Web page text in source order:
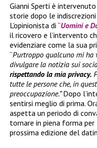
Gianni Sperti è
storie dopo le
L’opinionista di “Uomini e
il ricovero e l’intervento
evidenziare come la sua
“Purtroppo qualcuno mi ha
divulgare la notizia sui
rispettando la mia privacy.
tutte le persone che, in
preoccupazione.”Dopo
sentirsi meglio di prima.
aspetta un periodo di
tornare in piena forma
prossima edizione del